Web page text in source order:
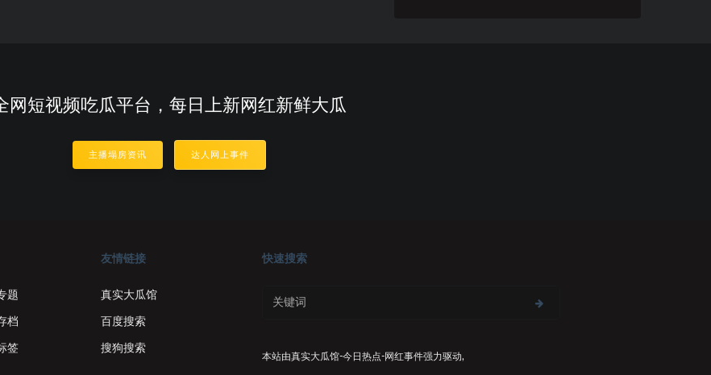
网短视频吃瓜平台，每日上新网红新鲜大瓜
主播塌房资讯 达人网上事件
题
档
签
友情链接
真实大瓜馆
百度搜索
搜狗搜索
快速搜索
本站由真实大瓜馆-今日热点-网红事件强力驱动,